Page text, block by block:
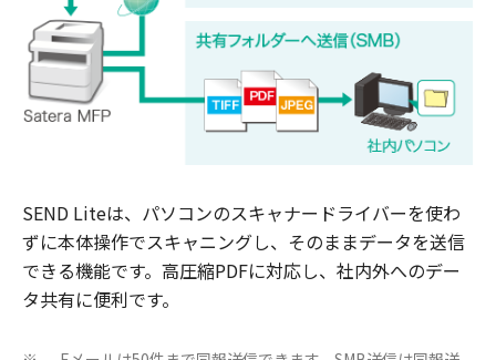
SEND Liteは、パソコンのスキャナードライバーを使わ
ずに本体操作でスキャニングし、そのままデータを送信
できる機能です。高圧縮PDFに対応し、社内外へのデー
タ共有に便利です。